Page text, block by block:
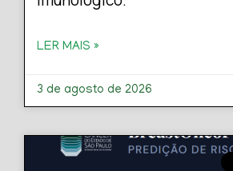
LER MAIS »
3 de agosto de 2026